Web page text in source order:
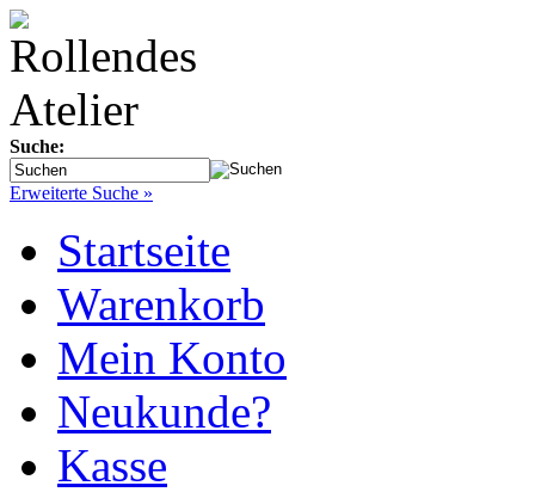
Suche:
Erweiterte Suche »
Startseite
Warenkorb
Mein Konto
Neukunde?
Kasse